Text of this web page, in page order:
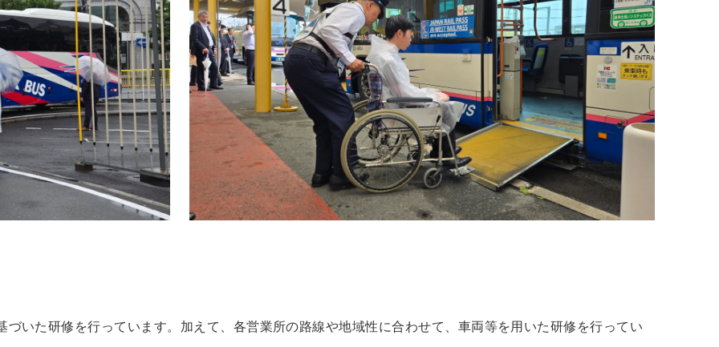
いた研修を行っています。加えて、各営業所の路線や地域性に合わせて、車両等を用いた研修を行ってい